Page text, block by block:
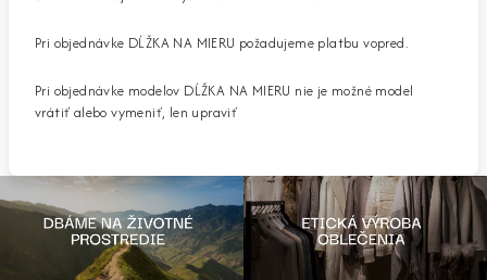
Pri objednávke DĹŽKA NA MIERU požadujeme platbu vopred.
Pri objednávke modelov DĹŽKA NA MIERU nie je možné model
vrátiť alebo vymeniť, len upraviť